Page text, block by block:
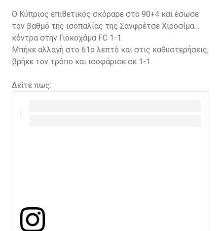
Ο Κύπριος επιθετικός σκόραρε στο 90+4 και έσωσε
τον βαθμό της ισοπαλίας της Σανφρέτσε Χιροσίμα
κόντρα στην Γιοκοχάμα FC 1-1.
Μπήκε αλλαγή στο 61ο λεπτό και στις καθυστερήσεις,
βρήκε τον τρόπο και ισοφάρισε σε 1-1.
Δείτε πως: